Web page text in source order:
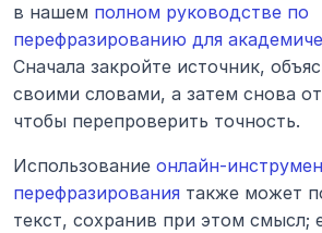
в нашем полном руководстве по
перефразированию для
Сначала закройте источник,
своими словами, а затем снова
чтобы перепроверить точность.
Использование онлайн-
перефразирования также может
текст, сохранив при этом смысл;